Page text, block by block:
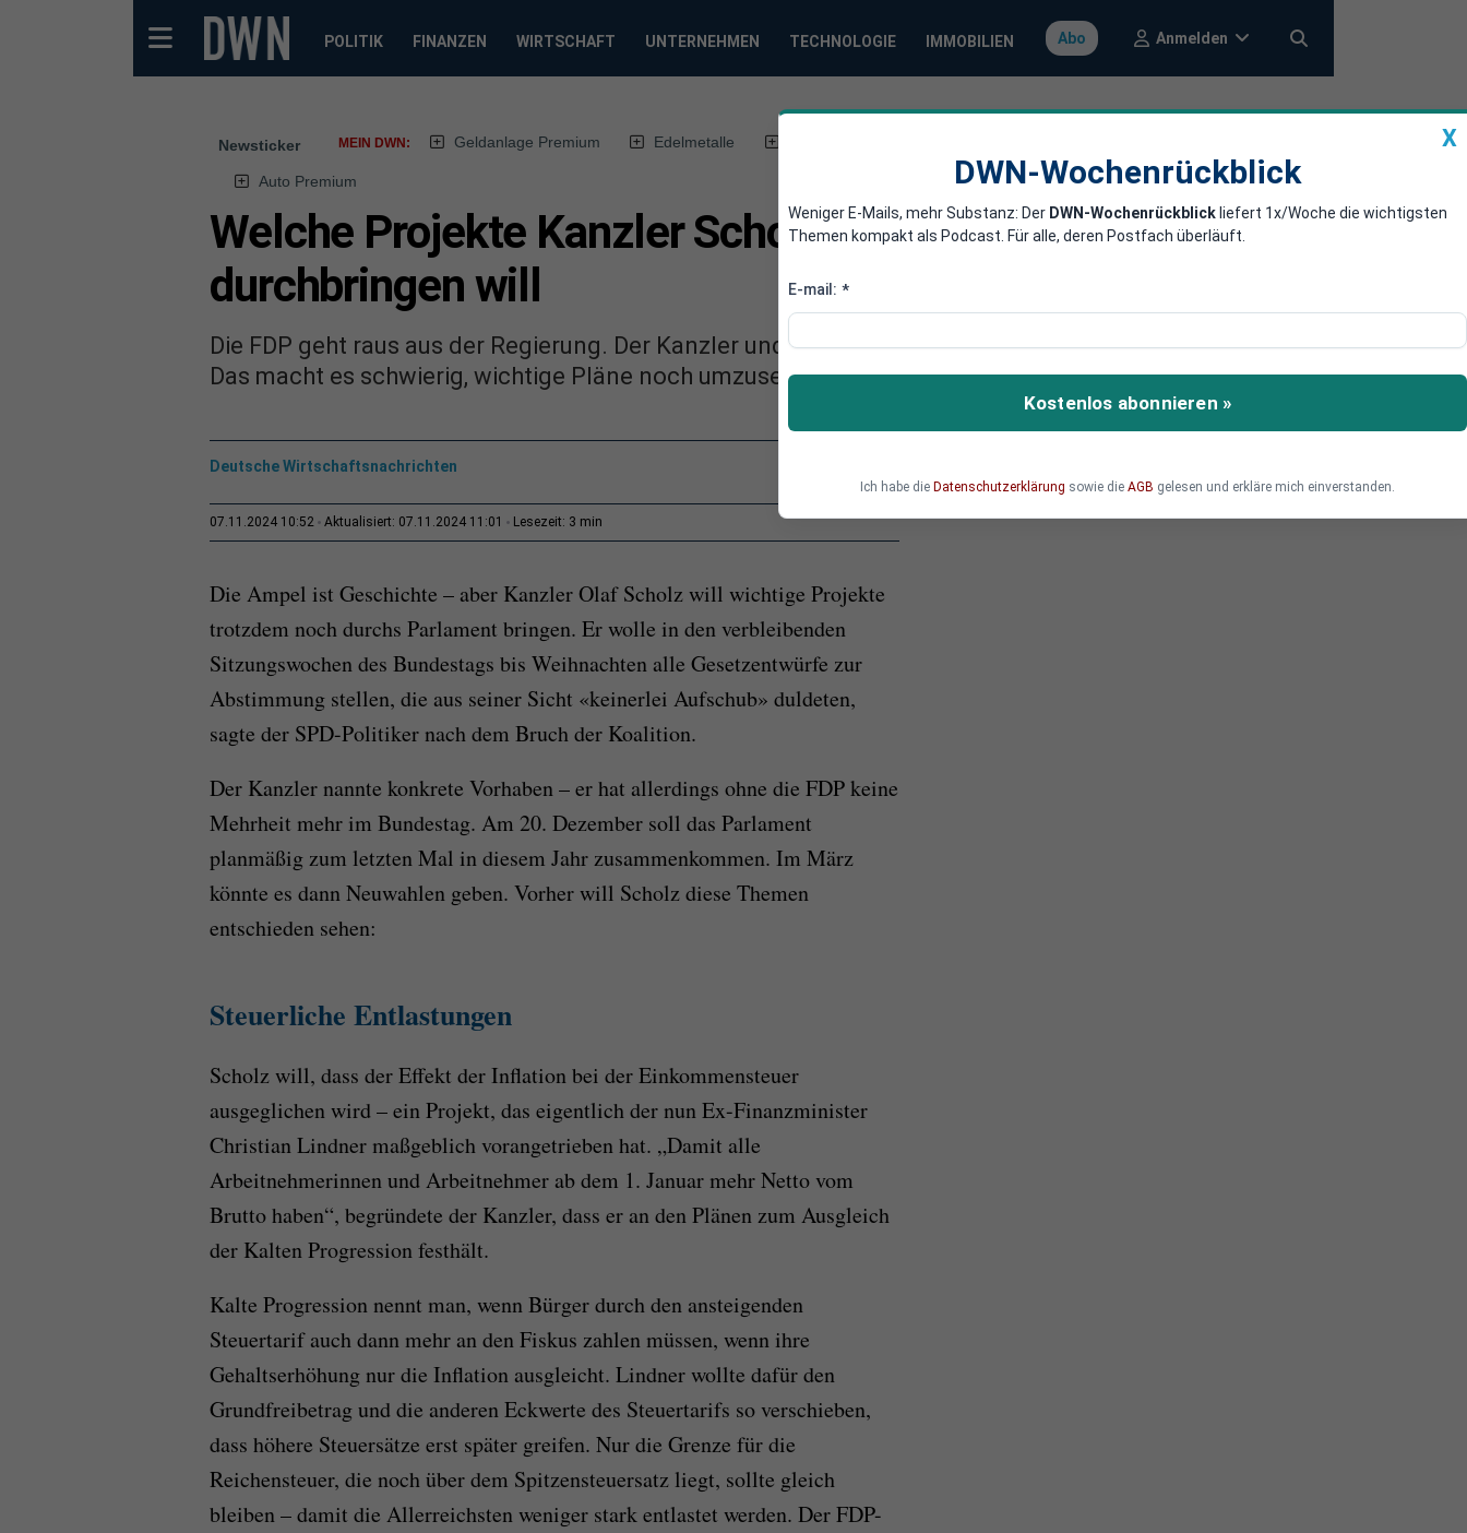
POLITIK FINANZEN WIRTSCHAFT UNTERNEHMEN TECHNOLOGIE IMMOBILIEN Abo Anmelden
Newsticker MEIN DWN: Geldanlage Premium Edelmetalle
Auto Premium
Welche Projekte Kanzler Scholz bis Jahresende noch
durchbringen will
Die FDP geht raus aus der Regierung. Der Kanzler und die Minister von SPD und Grünen bleiben.
Das macht es schwierig, wichtige Pläne noch umzusetzen.
Deutsche Wirtschaftsnachrichten
07.11.2024 10:52 Aktualisiert: 07.11.2024 11:01 Lesezeit: 3 min
Die Ampel ist Geschichte – aber Kanzler Olaf Scholz will wichtige Projekte
trotzdem noch durchs Parlament bringen. Er wolle in den verbleibenden
Sitzungswochen des Bundestags bis Weihnachten alle Gesetzentwürfe zur
Abstimmung stellen, die aus seiner Sicht «keinerlei Aufschub» duldeten,
sagte der SPD-Politiker nach dem Bruch der Koalition.
Der Kanzler nannte konkrete Vorhaben – er hat allerdings ohne die FDP keine
Mehrheit mehr im Bundestag. Am 20. Dezember soll das Parlament
planmäßig zum letzten Mal in diesem Jahr zusammenkommen. Im März
könnte es dann Neuwahlen geben. Vorher will Scholz diese Themen
entschieden sehen:
Steuerliche Entlastungen
Scholz will, dass der Effekt der Inflation bei der Einkommensteuer
ausgeglichen wird – ein Projekt, das eigentlich der nun Ex-Finanzminister
Christian Lindner maßgeblich vorangetrieben hat. „Damit alle
Arbeitnehmerinnen und Arbeitnehmer ab dem 1. Januar mehr Netto vom
Brutto haben“, begründete der Kanzler, dass er an den Plänen zum Ausgleich
der Kalten Progression festhält.
Kalte Progression nennt man, wenn Bürger durch den ansteigenden
Steuertarif auch dann mehr an den Fiskus zahlen müssen, wenn ihre
Gehaltserhöhung nur die Inflation ausgleicht. Lindner wollte dafür den
Grundfreibetrag und die anderen Eckwerte des Steuertarifs so verschieben,
dass höhere Steuersätze erst später greifen. Nur die Grenze für die
Reichensteuer, die noch über dem Spitzensteuersatz liegt, sollte gleich
bleiben – damit die Allerreichsten weniger stark entlastet werden. Der FDP-
X
DWN-Wochenrückblick
Weniger E-Mails, mehr Substanz: Der DWN-Wochenrückblick liefert 1x/Woche die wichtigsten
Themen kompakt als Podcast. Für alle, deren Postfach überläuft.
E-mail: *
Kostenlos abonnieren »
Ich habe die Datenschutzerklärung sowie die AGB gelesen und erkläre mich einverstanden.